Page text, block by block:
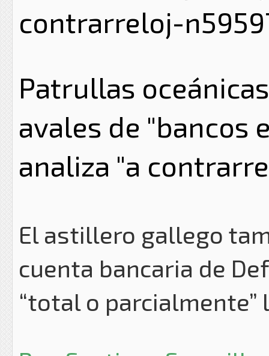
contrarreloj-
Patrullas
avales de "bancos
analiza "a
El astillero gallego
cuenta bancaria de
“total o parcialmente”